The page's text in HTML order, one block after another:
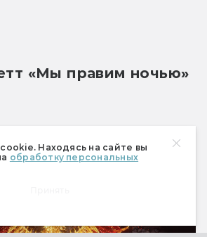
Находясь на сайте вы
обработку персональных
«Мы правим ночью»